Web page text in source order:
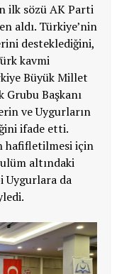
ilk sözü AK Parti
aldı. Türkiye’nin
desteklediğini,
kavmi
Büyük Millet
Başkanı
ve Uygurların
ifade etti.
hafifletilmesi için
altındaki
Uygurlara da